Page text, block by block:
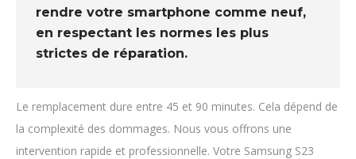
rendre votre smartphone comme neuf,
en respectant les normes les plus
strictes de réparation.
Le remplacement dure entre 45 et 90 minutes. Cela dépend de
la complexité des dommages. Nous vous offrons une
intervention rapide et professionnelle. Votre Samsung S23